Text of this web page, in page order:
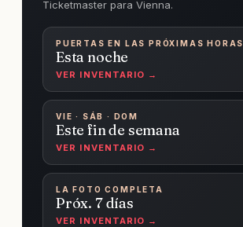
Ticketmaster para Vienna.
PUERTAS EN LAS PRÓXIMAS HORAS
Esta noche
VER INVENTARIO →
VIE · SÁB · DOM
Este fin de semana
VER INVENTARIO →
LA FOTO COMPLETA
Próx. 7 días
VER INVENTARIO →